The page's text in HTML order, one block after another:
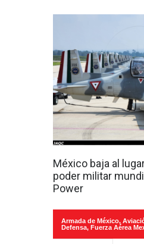
México baja al
poder militar
Power
Armada de México,
Defensa, Fuerza Aérea